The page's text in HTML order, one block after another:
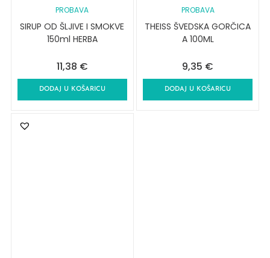
PROBAVA
SIRUP OD ŠLJIVE I SMOKVE
150ml HERBA
11,38 €
DODAJ U KOŠARICU
PROBAVA
THEISS ŠVEDSKA GORČICA
A 100ML
9,35 €
DODAJ U KOŠARICU